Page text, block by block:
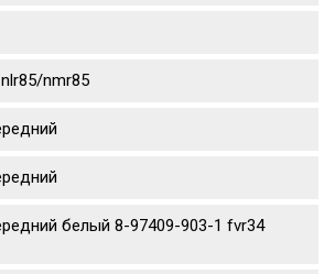
nmr85
белый 8-97409-903-1 fvr34